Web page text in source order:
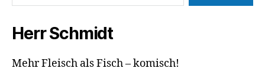
Herr Schmidt
Mehr Fleisch als Fisch – komisch!